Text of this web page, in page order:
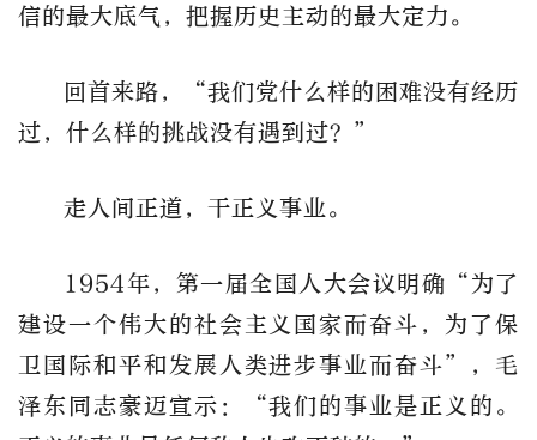
信的最大底气，把握历史主动的最大定力。
回首来路，“我们党什么样的困难没有经历
过，什么样的挑战没有遇到过？”
走人间正道，干正义事业。
1954年，第一届全国人大会议明确“为了
建设一个伟大的社会主义国家而奋斗，为了保
卫国际和平和发展人类进步事业而奋斗”，毛
泽东同志豪迈宣示：“我们的事业是正义的。